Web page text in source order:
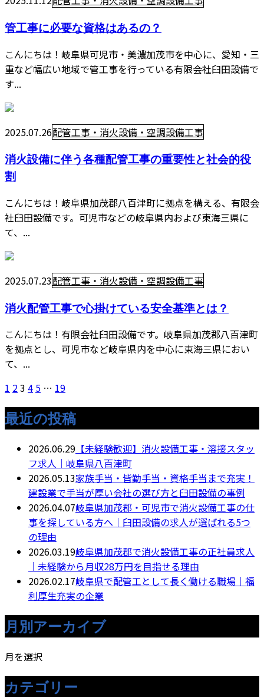
管工事に必要な資格はあるの？
こんにちは！岐阜県可児市・美濃加茂市を中心に、愛知・三
重など幅広い地域で管工事を行っている有限会社臼田設備で
す...
2025.07.26配管工事・消火設備・空調設備工事
消火設備に伴う各種配管工事の重要性と社会的役
割
こんにちは！岐阜県加茂郡八百津町に拠点を構える、有限会
社臼田設備です。可児市などの岐阜県内および東海三県に
て、...
2025.07.23配管工事・消火設備・空調設備工事
消火配管工事で心掛けている安全基準とは？
こんにちは！有限会社臼田設備です。岐阜県加茂郡八百津町
を拠点とし、可児市など岐阜県内を中心に東海三県におい
て、...
1 23 4 5 … 19
最近の投稿
2026.06.29 【未経験歓迎】消火設備工事・溶接スタッ
フ求人｜岐阜県八百津町
2026.05.13家族手当・皆勤手当・資格手当まで充実！
建設業で手当が厚い会社の選び方と臼田設備の事例
2026.04.07岐阜県加茂郡・可児市で消火設備工事の仕
事を探している方へ｜臼田設備の求人が選ばれる5つ
の理由
2026.03.19岐阜県加茂郡で消火設備工事の正社員求人
｜未経験から月収28万円を目指せる理由
2026.02.17岐阜県で配管工として長く働ける職場｜福
利厚生充実の企業
月別アーカイブ
月を選択
カテゴリー